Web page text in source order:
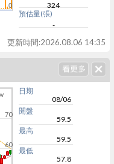
0
324
預估量(張)
-
更新時間:2026.08.06 14:35
60
70
日期
08/06
開盤
59.5
最高
59.5
最低
57.8